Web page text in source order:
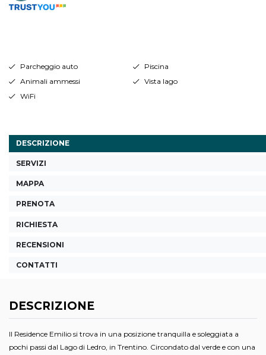
Parcheggio auto
Piscina
Animali ammessi
Vista lago
WiFi
DESCRIZIONE
SERVIZI
MAPPA
PRENOTA
RICHIESTA
RECENSIONI
CONTATTI
DESCRIZIONE
Il Residence Emilio si trova in una posizione tranquilla e soleggiata a
pochi passi dal Lago di Ledro, in Trentino. Circondato dal verde e con una